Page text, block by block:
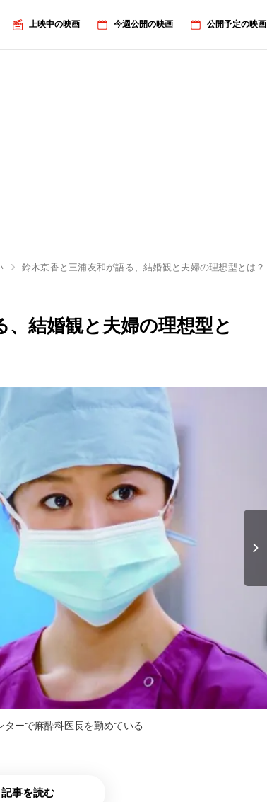
上映中の映画 今週公開の映画 公開予定の映画
鈴木京香と三浦友和が語る、結婚観と夫婦の理想型とは？
結婚観と夫婦の理想型と
ーで麻酔科医長を勤めている
記事を読む